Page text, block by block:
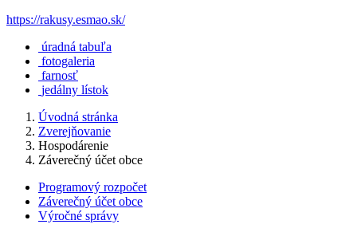
https://rakusy.esmao.sk/
úradná tabuľa
fotogaleria
farnosť
jedálny lístok
Úvodná stránka
Zverejňovanie
Hospodárenie
Záverečný účet obce
Programový rozpočet
Záverečný účet obce
Výročné správy